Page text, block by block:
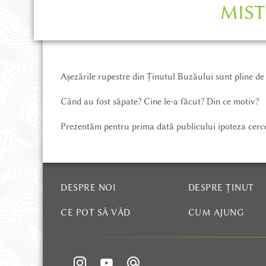
CUM AJUNG
UNDE STAU
AVENTURĂ ȘI DRUMEȚIE
HĂRȚI ȘI CĂRȚI
Așezările rupestre din Ținutul Buzăului sunt pline de
Când au fost săpate? Cine le-a făcut? Din ce motiv?
Prezentăm pentru prima dată publicului ipoteza
DESPRE NOI DESPRE ȚINUT
CE POT SĂ VĂD CUM AJUNG